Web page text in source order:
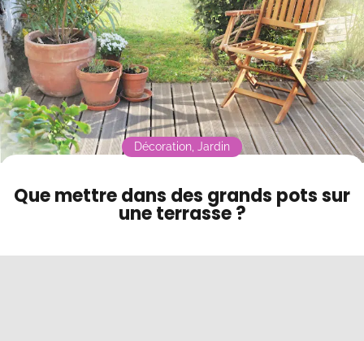
Contact
Mode sombre
Que mettre dans des grands pots sur
une terrasse ?
Décoration Jardin